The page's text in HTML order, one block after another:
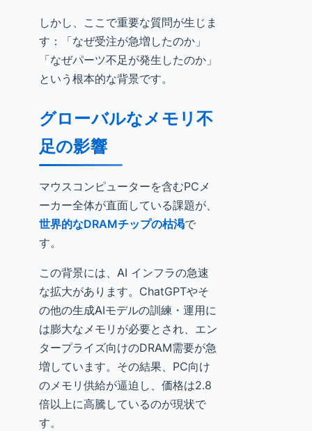
しかし、ここで重要な質問が生じま
す：「なぜ受注が急増したのか」
「なぜパーツ不足が発生したのか」
という根本的な背景です。
グローバルなメモリ不
足の影響
マウスコンピューターを含むPCメ
ーカー全体が直面している課題が、
世界的なDRAMチップの枯渇で
す。
この背景には、AI インフラの急速
な拡大があります。ChatGPTやそ
の他の生成AIモデルの訓練・運用に
は膨大なメモリが必要とされ、エン
タープライズ向けのDRAM需要が急
増しています。その結果、PC向け
のメモリ供給が逼迫し、価格は2.8
倍以上に高騰しているのが現状で
す。